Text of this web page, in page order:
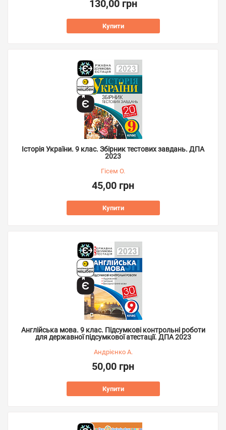
130,00 грн
Купити
Історія України. 9 клас. Збірник тестових завдань. ДПА
2023
Гісем О.
45,00 грн
Купити
Англійська мова. 9 клас. Підсумкові контрольні роботи
для державної підсумкової атестації. ДПА 2023
Андрієнко А.
50,00 грн
Купити